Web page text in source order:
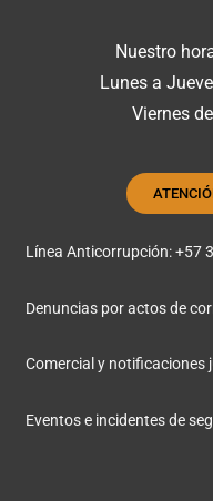
Nuestro
Lunes a
Viernes
Línea Anticorrupción: +57
Denuncias por actos de
Comercial y notificaciones
Eventos e incidentes de